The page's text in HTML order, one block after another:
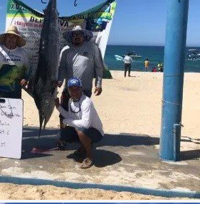
km de La Paz, por la carretera federal
conectan con las principales
localizado a 10 km al norte de